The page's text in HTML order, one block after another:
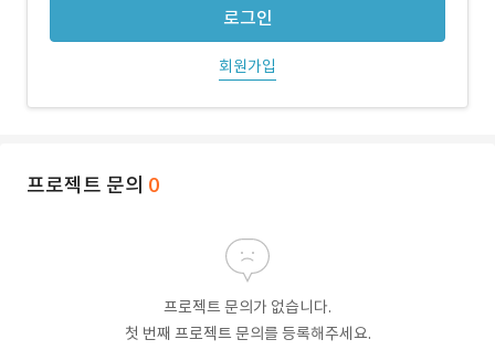
로그인
회원가입
프로젝트 문의 0
프로젝트 문의가 없습니다.
첫 번째 프로젝트 문의를 등록해주세요.